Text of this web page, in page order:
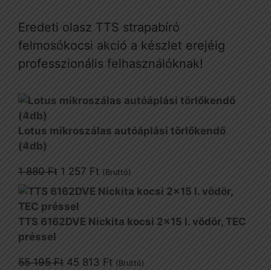
Eredeti olasz TTS strapabíró
felmosókocsi akció a készlet erejéig
professzionális felhasználóknak!
Lotus mikroszálas autóáplási törlőkendő
(4db)
1 880Ft Original
price
was:
1
1 257 FtCurrent
price
(Bruttó)
TTS 6162DVE Nickita kocsi 2x15 l. vödör, TEC
préssel
55 195Ft Original
45 813 FtCurrent
(Bruttó)